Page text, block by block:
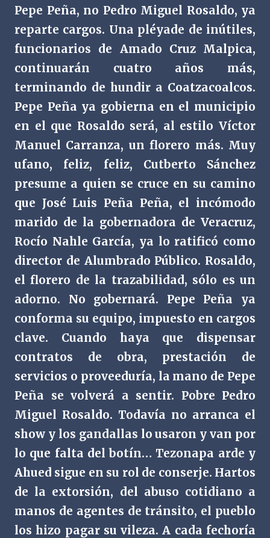
Pepe Peña, no Pedro Miguel Rosaldo, ya
reparte cargos. Una pléyade de inútiles,
funcionarios de Amado Cruz Malpica,
continuarán cuatro años más,
terminando de hundir a Coatzacoalcos.
Pepe Peña ya gobierna en el municipio
en el que Rosaldo será, al estilo Víctor
Manuel Carranza, un florero más. Muy
ufano, feliz, feliz, Cutberto Sánchez
presume a quien se cruce en su camino
que José Luis Peña Peña, el incómodo
marido de la gobernadora de Veracruz,
Rocío Nahle García, ya lo ratificó como
director de Alumbrado Público. Rosaldo,
el florero de la trazabilidad, sólo es un
adorno. No gobernará. Pepe Peña ya
conforma su equipo, impuesto en cargos
clave. Cuando haya que dispensar
contratos de obra, prestación de
servicios o proveeduría, la mano de Pepe
Peña se volverá a sentir. Pobre Pedro
Miguel Rosaldo. Todavía no arranca el
show y los gandallas lo usaron y van por
lo que falta del botín… Tezonapa arde y
Ahued sigue en su rol de conserje. Hartos
de la extorsión, del abuso cotidiano a
manos de agentes de tránsito, el pueblo
los hizo pagar su vileza. A cada fechoría